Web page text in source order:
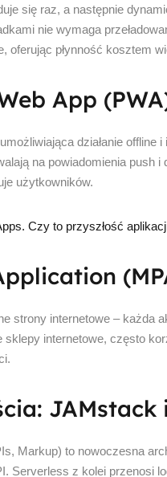
się raz, a następnie
nie wymaga
oferując płynność kosztem
App
działanie
na powiadomienia push i
użytkowników.
Czy to przyszłość
strony internetowe – każda
sklepy internetowe, często
JAMstack
Markup) to nowoczesna
Serverless z kolei przenosi